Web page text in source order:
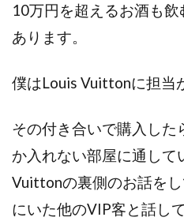
10万円を超えるお酒も
あります。
僕はLouis Vuittonに担当
その付き合いで購入した
か入れない部屋に通して
Vuittonの裏側のお話を
にいた他のVIP客と話し